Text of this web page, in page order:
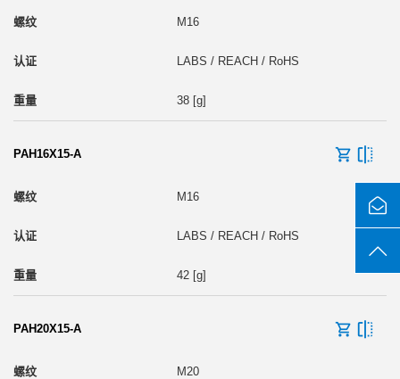
M16
LABS / REACH / RoHS
38 [g]
PAH16X15-A
M16
LABS / REACH / RoHS
42 [g]
PAH20X15-A
M20